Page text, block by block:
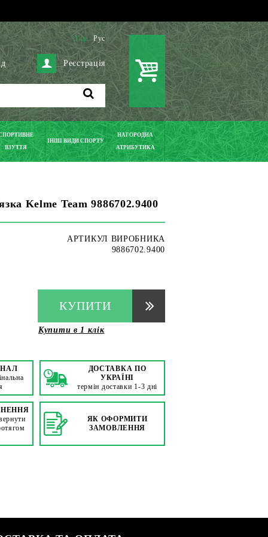
Укр Рус
Реєстрація
ВЗУТТЯ
ІНШІ ВИДИ СПОРТУ
НАГОРОДНА
АТРИБУТИКА
Kelme Team 9886702.9400
АРТИКУЛ ВИРОБНИКА
9886702.9400
КУПИТИ
Купити в 1 клік
ДОСТАВКА ПО
УКРАЇНІ
термін доставки 1-3 дні
ЯК ОФОРМИТИ
ЗАМОВЛЕННЯ